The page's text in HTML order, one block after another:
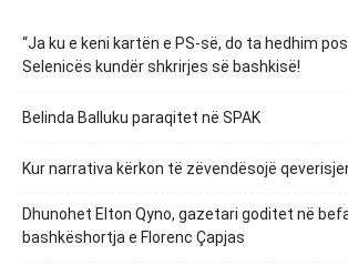
“Ja ku e keni kartën e PS-së, do ta hedhim
Selenicës kundër shkrirjes së bashkisë!
Belinda Balluku paraqitet në SPAK
Kur narrativa kërkon të zëvendësojë
Dhunohet Elton Qyno, gazetari goditet në
bashkëshortja e Florenc Çapjas